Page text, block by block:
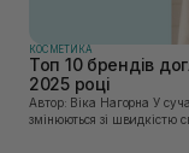
КОСМЕТИКА
Топ 10 брендів
2025 році
Автор: Віка Нагорна У сучасному світі, де тренди
змінюються зі швидкістю